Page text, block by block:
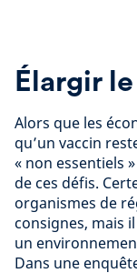
Élargir
Alors que les
qu’un vaccin
« non essentiels
de ces défis.
organismes de
consignes, mais
un
Dans une